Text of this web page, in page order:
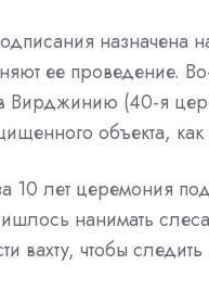
назначена
ее проведение.
Вирджинию (40-я
объекта,
10 лет церемония
нанимать
вахту, чтобы